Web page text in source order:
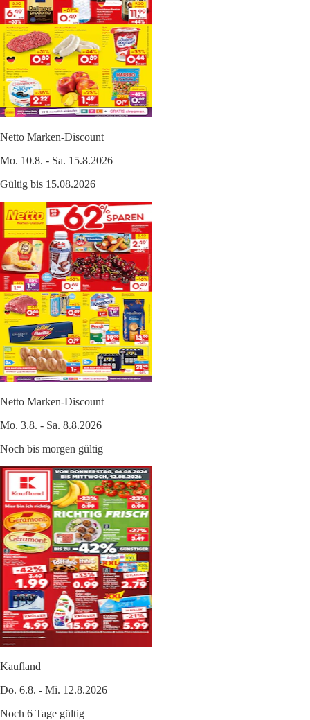
Netto Marken-Discount
Mo. 10.8. - Sa. 15.8.2026
Gültig bis 15.08.2026
Netto Marken-Discount
Mo. 3.8. - Sa. 8.8.2026
Noch bis morgen gültig
Kaufland
Do. 6.8. - Mi. 12.8.2026
Noch 6 Tage gültig